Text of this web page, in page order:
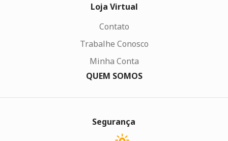
Loja Virtual
Contato
Trabalhe Conosco
Minha Conta
QUEM SOMOS
Segurança